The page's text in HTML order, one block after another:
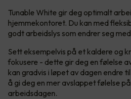
Tunable White gir deg optimalt
hjemmekontoret. Du kan med
godt arbeidslys som endrer seg
Sett eksempelvis på et kaldere og
fokusere - dette gir deg en følelse
kan gradvis i løpet av dagen endre
å gi deg en mer avslappet følelse
arbeidsdagen.